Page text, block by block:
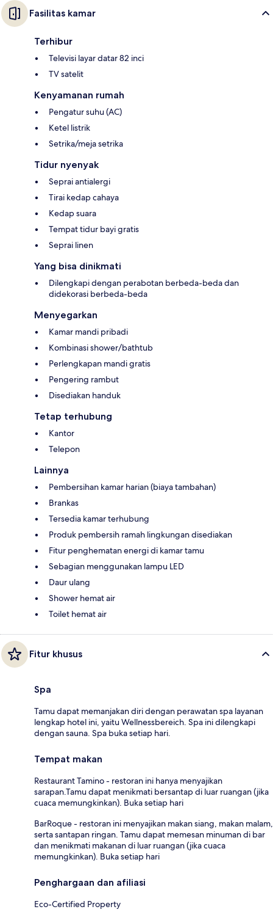
Fasilitas kamar
Terhibur
Televisi layar datar 82 inci
TV satelit
Kenyamanan rumah
Pengatur suhu (AC)
Ketel listrik
Setrika/meja setrika
Tidur nyenyak
Seprai antialergi
Tirai kedap cahaya
Kedap suara
Tempat tidur bayi gratis
Seprai linen
Yang bisa dinikmati
Dilengkapi dengan perabotan berbeda-beda dan
didekorasi berbeda-beda
Menyegarkan
Kamar mandi pribadi
Kombinasi shower/bathtub
Perlengkapan mandi gratis
Pengering rambut
Disediakan handuk
Tetap terhubung
Kantor
Telepon
Lainnya
Pembersihan kamar harian (biaya tambahan)
Brankas
Tersedia kamar terhubung
Produk pembersih ramah lingkungan disediakan
Fitur penghematan energi di kamar tamu
Sebagian menggunakan lampu LED
Daur ulang
Shower hemat air
Toilet hemat air
Fitur khusus
Spa
Tamu dapat memanjakan diri dengan perawatan spa layanan
lengkap hotel ini, yaitu Wellnessbereich. Spa ini dilengkapi
dengan sauna. Spa buka setiap hari.
Tempat makan
Restaurant Tamino - restoran ini hanya menyajikan
sarapan.Tamu dapat menikmati bersantap di luar ruangan (jika
cuaca memungkinkan). Buka setiap hari
BarRoque - restoran ini menyajikan makan siang, makan malam,
serta santapan ringan. Tamu dapat memesan minuman di bar
dan menikmati makanan di luar ruangan (jika cuaca
memungkinkan). Buka setiap hari
Penghargaan dan afiliasi
Eco-Certified Property